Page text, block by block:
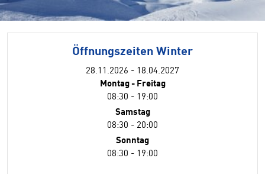
Öffnungszeiten Winter
28.11.2026 - 18.04.2027
Montag - Freitag
08:30 - 19:00
Samstag
08:30 - 20:00
Sonntag
08:30 - 19:00